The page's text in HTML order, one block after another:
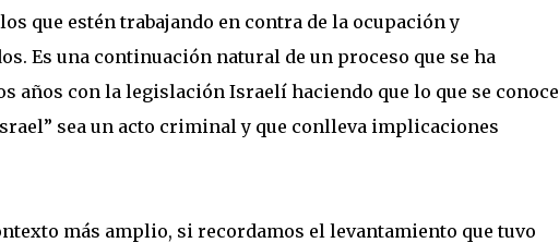
que estén trabajando en contra de la ocupación y
Es una continuación natural de un proceso que se ha
años con la legislación Israelí haciendo que lo que se conoce
sea un acto criminal y que conlleva implicaciones
más amplio, si recordamos el levantamiento que tuvo